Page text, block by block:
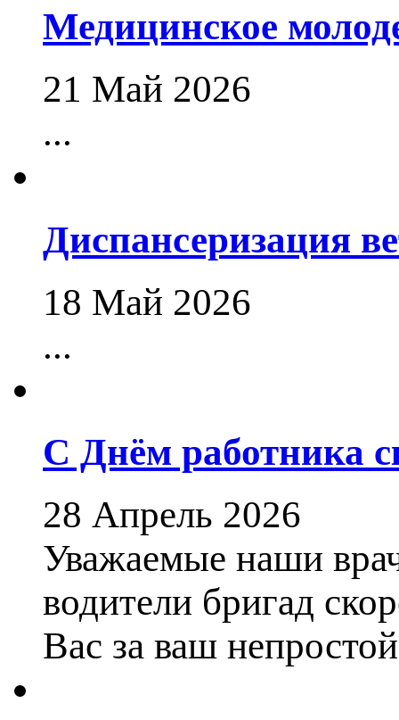
Медицинское
21 Май 2026
...
Диспансеризация
18 Май 2026
...
С Днём работника
28 Апрель 2026
Уважаемые наши
водители бригад
Вас за ваш